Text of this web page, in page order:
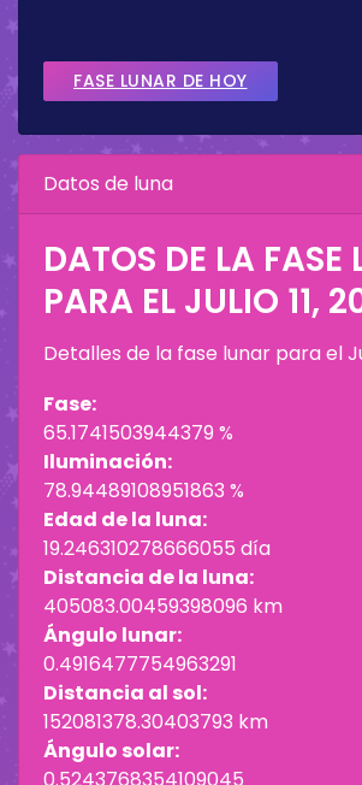
FASE LUNAR DE HOY
Datos de luna
DATOS DE LA FASE
PARA EL JULIO 11,
Detalles de la fase lunar para el
Fase:
65.1741503944379 %
Iluminación:
78.94489108951863 %
Edad de la luna:
19.246310278666055 día
Distancia de la luna:
405083.00459398096 km
Ángulo lunar:
0.4916477754963291
Distancia al sol:
152081378.30403793 km
Ángulo solar: